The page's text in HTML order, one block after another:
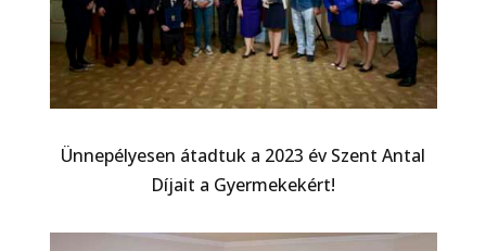
Ünnepélyesen átadtuk a 2023 év Szent Antal
Díjait a Gyermekekért!